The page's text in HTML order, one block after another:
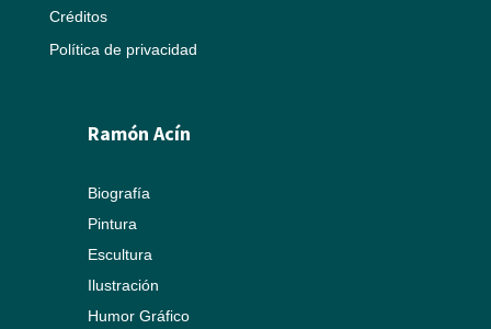
Créditos
Política de privacidad
Ramón Acín
Biografía
Pintura
Escultura
Ilustración
Humor Gráfico